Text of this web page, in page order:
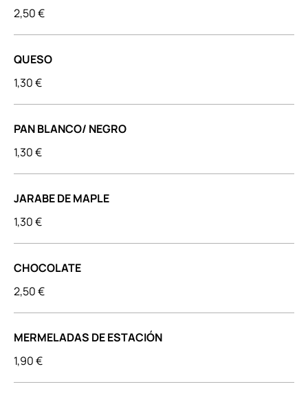
2,50 €
QUESO
1,30 €
PAN BLANCO/ NEGRO
1,30 €
JARABE DE MAPLE
1,30 €
CHOCOLATE
2,50 €
MERMELADAS DE ESTACIÓN
1,90 €